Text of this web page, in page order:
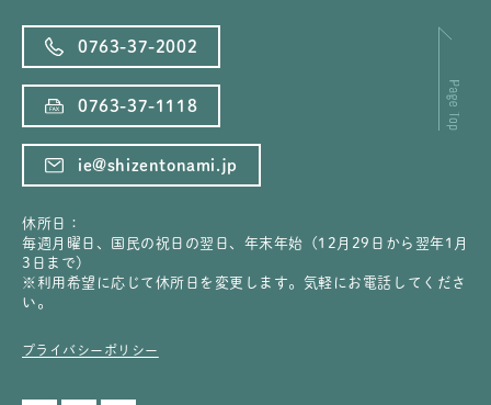
0763-37-2002
0763-37-1118
ie@shizentonami.jp
休所日：
毎週月曜日、国民の祝日の翌日、年末年始（12月29日から翌年1月
3日まで）
※利用希望に応じて休所日を変更します。気軽にお電話してくださ
い。
プライバシーポリシー